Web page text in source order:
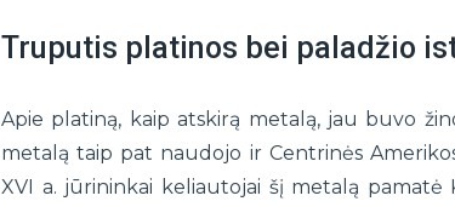
Truputis platinos bei paladžio
Apie platiną, kaip atskirą metalą, jau buvo
metalą taip pat naudojo ir Centrinės
XVI a. jūrininkai keliautojai šį metalą pamatė